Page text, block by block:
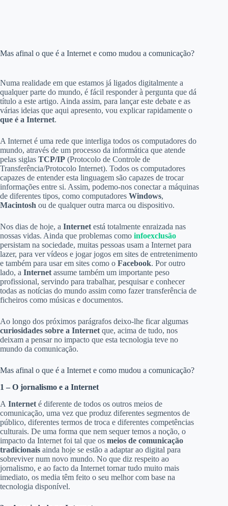
Mas afinal o que é a Internet e como mudou a comunicação?
Numa realidade em que estamos já ligados digitalmente a
qualquer parte do mundo, é fácil responder à pergunta que dá
título a este artigo. Ainda assim, para lançar este debate e as
várias ideias que aqui apresento, vou explicar rapidamente o
que é a Internet.
A Internet é uma rede que interliga todos os computadores do
mundo, através de um processo da informática que atende
pelas siglas TCP/IP (Protocolo de Controle de
Transferência/Protocolo Internet). Todos os computadores
capazes de entender esta linguagem são capazes de trocar
informações entre si. Assim, podemo-nos conectar a máquinas
de diferentes tipos, como computadores Windows,
Macintosh ou de qualquer outra marca ou dispositivo.
Nos dias de hoje, a Internet está totalmente enraizada nas
nossas vidas. Ainda que problemas como infoexclusão
persistam na sociedade, muitas pessoas usam a Internet para
lazer, para ver vídeos e jogar jogos em sites de entretenimento
e também para usar em sites como o Facebook. Por outro
lado, a Internet assume também um importante peso
profissional, servindo para trabalhar, pesquisar e conhecer
todas as notícias do mundo assim como fazer transferência de
ficheiros como músicas e documentos.
Ao longo dos próximos parágrafos deixo-lhe ficar algumas
curiosidades sobre a Internet que, acima de tudo, nos
deixam a pensar no impacto que esta tecnologia teve no
mundo da comunicação.
Mas afinal o que é a Internet e como mudou a comunicação?
1 – O jornalismo e a Internet
A Internet é diferente de todos os outros meios de
comunicação, uma vez que produz diferentes segmentos de
público, diferentes termos de troca e diferentes competências
culturais. De uma forma que nem sequer temos a noção, o
impacto da Internet foi tal que os meios de comunicação
tradicionais ainda hoje se estão a adaptar ao digital para
sobreviver num novo mundo. No que diz respeito ao
jornalismo, e ao facto da Internet tornar tudo muito mais
imediato, os media têm feito o seu melhor com base na
tecnologia disponível.